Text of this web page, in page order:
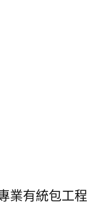
業有統包工程